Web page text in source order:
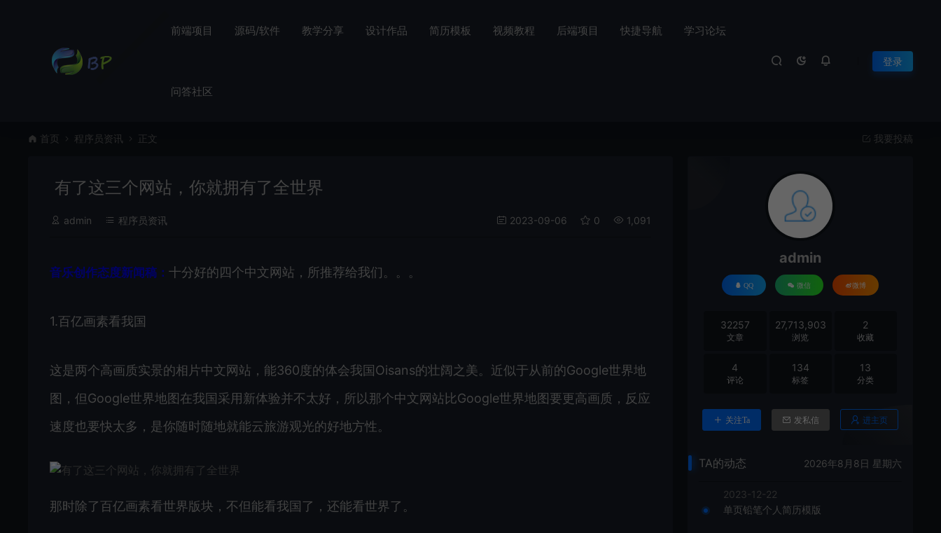
前端项目 源码/软件 教学分享 设计作品 简历模板 视频教程 后端项目 快捷导航 学习论坛
问答社区
登录
首页 程序员资讯 正文 我要投稿
有了这三个网站，你就拥有了全世界
admin 程序员资讯 2023-09-06 0 1,091
音乐创作态度新闻稿： 十分好的四个中文网站，所推荐给我们。。。
1.百亿画素看我国
这是两个高画质实景的相片中文网站，能360度的体会我国Oisans的壮阔之美。近似于从前的Google世界地
图，但Google世界地图在我国采用新体验并不太好，所以那个中文网站比Google世界地图要更高画质，反应
速度也要快太多，是你随时随地就能云旅游观光的好地方性。
那时除了百亿画素看世界版块，不但能看我国了，还能看世界了。
admin
QQ 微信 微博
32257
文章
27,713,903
浏览
2
收藏
4
评论
134
标签
13
分类
关注Ta 发私信 进主页
TA的动态 2026年8月8日 星期六
2023-12-22
单页铅笔个人简历模版